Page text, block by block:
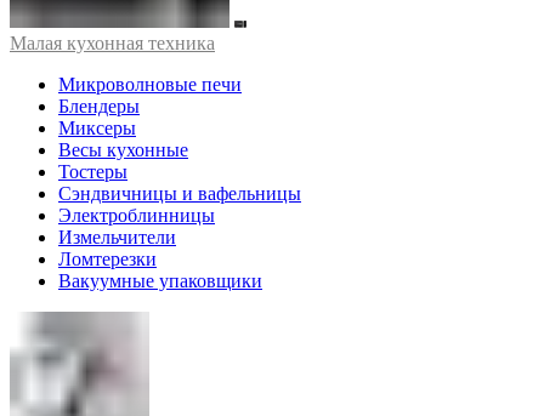
Малая кухонная техника
Микроволновые печи
Блендеры
Миксеры
Весы кухонные
Тостеры
Сэндвичницы и вафельницы
Электроблинницы
Измельчители
Ломтерезки
Вакуумные упаковщики